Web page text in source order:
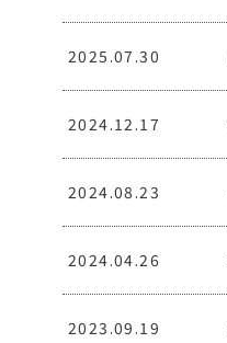
2025.07.30
2024.12.17
2024.08.23
2024.04.26
2023.09.19